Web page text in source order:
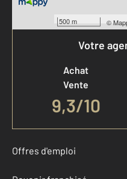
500 m ©
Votre
Achat
Vente
9,3/10
Offres d'emploi